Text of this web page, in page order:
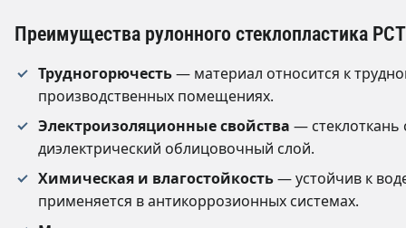
Преимущества рулонного стеклопластика РСТ
Трудногорючесть— материал относится к
производственных помещениях.
Электроизоляционные свойства —
диэлектрический облицовочный слой.
Химическая и влагостойкость— устойчив к
применяется в антикоррозионных системах.